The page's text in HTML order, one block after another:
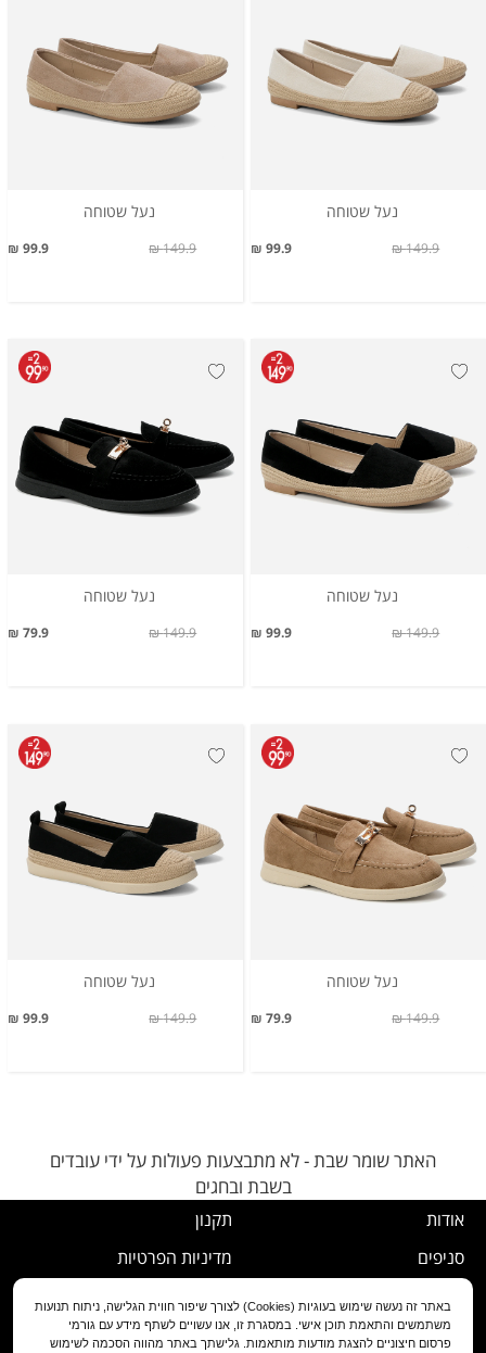
נעל שטוחה
99.9 ₪ 149.9 ₪
נעל שטוחה
99.9 ₪ 149.9 ₪
נעל שטוחה
99.9 ₪ 149.9 ₪
נעל שטוחה
79.9 ₪ 149.9 ₪
נעל שטוחה
79.9 ₪ 149.9 ₪
נעל שטוחה
99.9 ₪ 149.9 ₪
האתר שומר שבת - לא מתבצעות פעולות על ידי עובדים
בשבת ובחגים
אודות
סניפים
שירות לקוחות
תקנון
מדיניות הפרטיות
נוהל ביטול עסקה
מדיניות החלפה/החזרה/ביטול
באתר זה נעשה שימוש בעוגיות (Cookies) לצורך שיפור חווית הגלישה, ניתוח תנועות
משתמשים והתאמת תוכן אישי. במסגרת זו, אנו עשויים לשתף מידע עם גורמי
פרסום חיצוניים להצגת מודעות מותאמות. גלישתך באתר מהווה הסכמה לשימוש